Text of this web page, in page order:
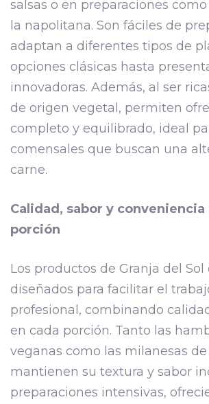
salsas o en preparaciones
la napolitana. Son fáciles de
adaptan a diferentes tipos de
opciones clásicas hasta
innovadoras. Además, al ser
de origen vegetal, permiten
completo y equilibrado, ideal
comensales que buscan una
carne.
Calidad, sabor y conveniencia
porción
Los productos de Granja del Sol
diseñados para facilitar el
profesional, combinando
en cada porción. Tanto las
veganas como las milanesas de
mantienen su textura y sabor
preparaciones intensivas,